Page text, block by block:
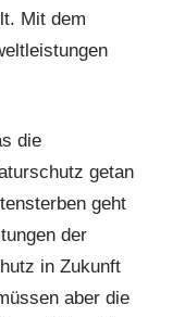
Mit dem
die
getan
geht
der
in Zukunft
aber die